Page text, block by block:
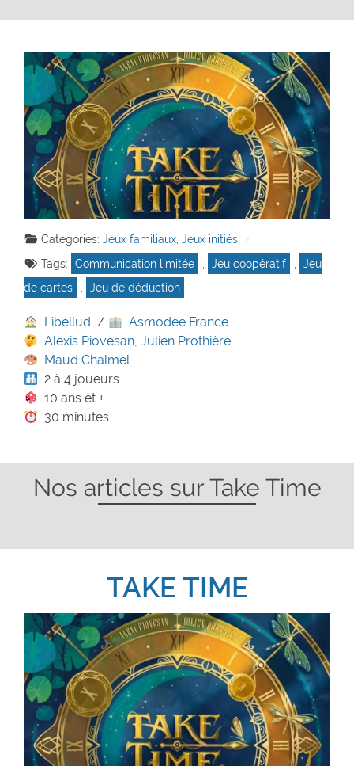
Categories: Jeux familiaux, Jeux initiés
Tags:
Communication limitée , Jeu coopératif ,
Jeu
de cartes
, Jeu de déduction
Libellud /
Asmodee France
Alexis Piovesan,Julien Prothière
Maud Chalmel
2 à 4 joueurs
10 ans et +
30 minutes
Nos articles sur Take Time
TAKE TIME